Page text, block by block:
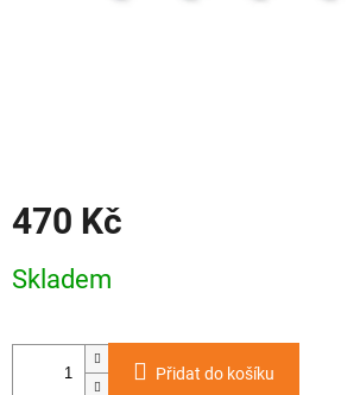
470 Kč
cena:
Skladem
Přidat do košíku